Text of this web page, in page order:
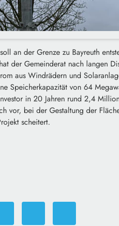
an der Grenze zu Bayreuth
der Gemeinderat nach langen
aus Windrädern und
Speicherkapazität von 64
in 20 Jahren rund 2,4
vor, bei der Gestaltung der
scheitert.